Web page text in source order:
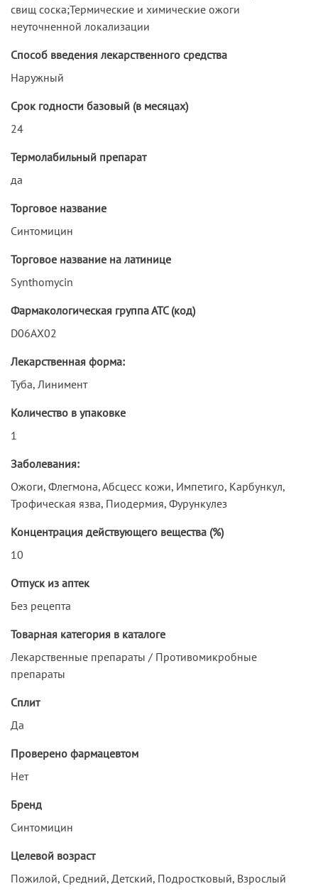
свищ соска;Термические и химические ожоги
неуточненной локализации
Способ введения лекарственного средства
Наружный
Срок годности базовый (в месяцах)
24
Термолабильный препарат
да
Торговое название
Синтомицин
Торговое название на латинице
Synthomycin
Фармакологическая группа АТС (код)
D06AX02
Лекарственная форма:
Туба, Линимент
Количество в упаковке
1
Заболевания:
Ожоги, Флегмона, Абсцесс кожи, Импетиго, Карбункул,
Трофическая язва, Пиодермия, Фурункулез
Концентрация действующего вещества (%)
10
Отпуск из аптек
Без рецепта
Товарная категория в каталоге
Лекарственные препараты / Противомикробные
препараты
Сплит
Да
Проверено фармацевтом
Нет
Бренд
Синтомицин
Целевой возраст
Пожилой, Средний, Детский, Подростковый, Взрослый